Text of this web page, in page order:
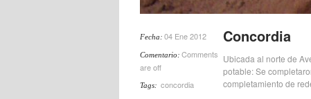
Fecha: 04 Ene 2012
Comentario: Comments
are off
Tags: concordia
Concordia
Ubicada al norte de
potable: Se
completamiento de